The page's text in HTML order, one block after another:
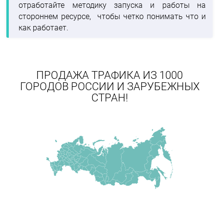
отработайте методику запуска и работы на
стороннем ресурсе, чтобы четко понимать что и
как работает.
ПРОДАЖА ТРАФИКА ИЗ 1000
ГОРОДОВ РОССИИ И ЗАРУБЕЖНЫХ
СТРАН!